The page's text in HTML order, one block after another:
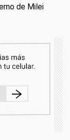
de Milei